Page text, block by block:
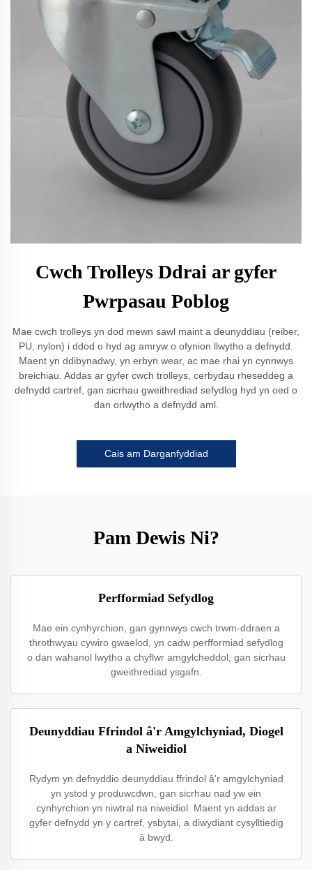
Cwch Trolleys Ddrai ar gyfer
Pwrpasau Poblog
Mae cwch trolleys yn dod mewn sawl maint a deunyddiau (reiber,
PU, nylon) i ddod o hyd ag amryw o ofynion llwytho a defnydd.
Maent yn ddibynadwy, yn erbyn wear, ac mae rhai yn cynnwys
breichiau. Addas ar gyfer cwch trolleys, cerbydau rheseddeg a
defnydd cartref, gan sicrhau gweithrediad sefydlog hyd yn oed o
dan orlwytho a defnydd aml.
Cais am Darganfyddiad
Pam Dewis Ni?
Perfformiad Sefydlog
Mae ein cynhyrchion, gan gynnwys cwch trwm-ddraen a
throthwyau cywiro gwaelod, yn cadw perfformiad sefydlog
o dan wahanol lwytho a chyflwr amgylcheddol, gan sicrhau
gweithrediad ysgafn.
Deunyddiau Ffrindol â'r Amgylchyniad, Diogel
a Niweidiol
Rydym yn defnyddio deunyddiau ffrindol â'r amgylchyniad
yn ystod y produwcdwn, gan sicrhau nad yw ein
cynhyrchion yn niwtral na niweidiol. Maent yn addas ar
gyfer defnydd yn y cartref, ysbytai, a diwydiant cysylltiedig
â bwyd.